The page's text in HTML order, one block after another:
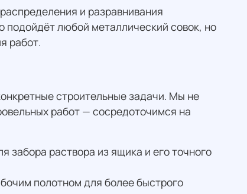
и разравнивания
подойдёт любой металлический совок, но
работ.
строительные задачи. Мы не
работ — сосредоточимся на
забора раствора из ящика и его точного
полотном для более быстрого